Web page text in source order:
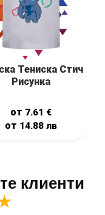
Тениска Стич
Рисунка
от 7.61 €
от 14.88лв
клиенти